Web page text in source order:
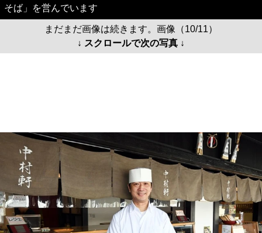
そば」を営んでいます
まだまだ画像は続きます。画像（10/11）
↓ スクロールで次の写真 ↓